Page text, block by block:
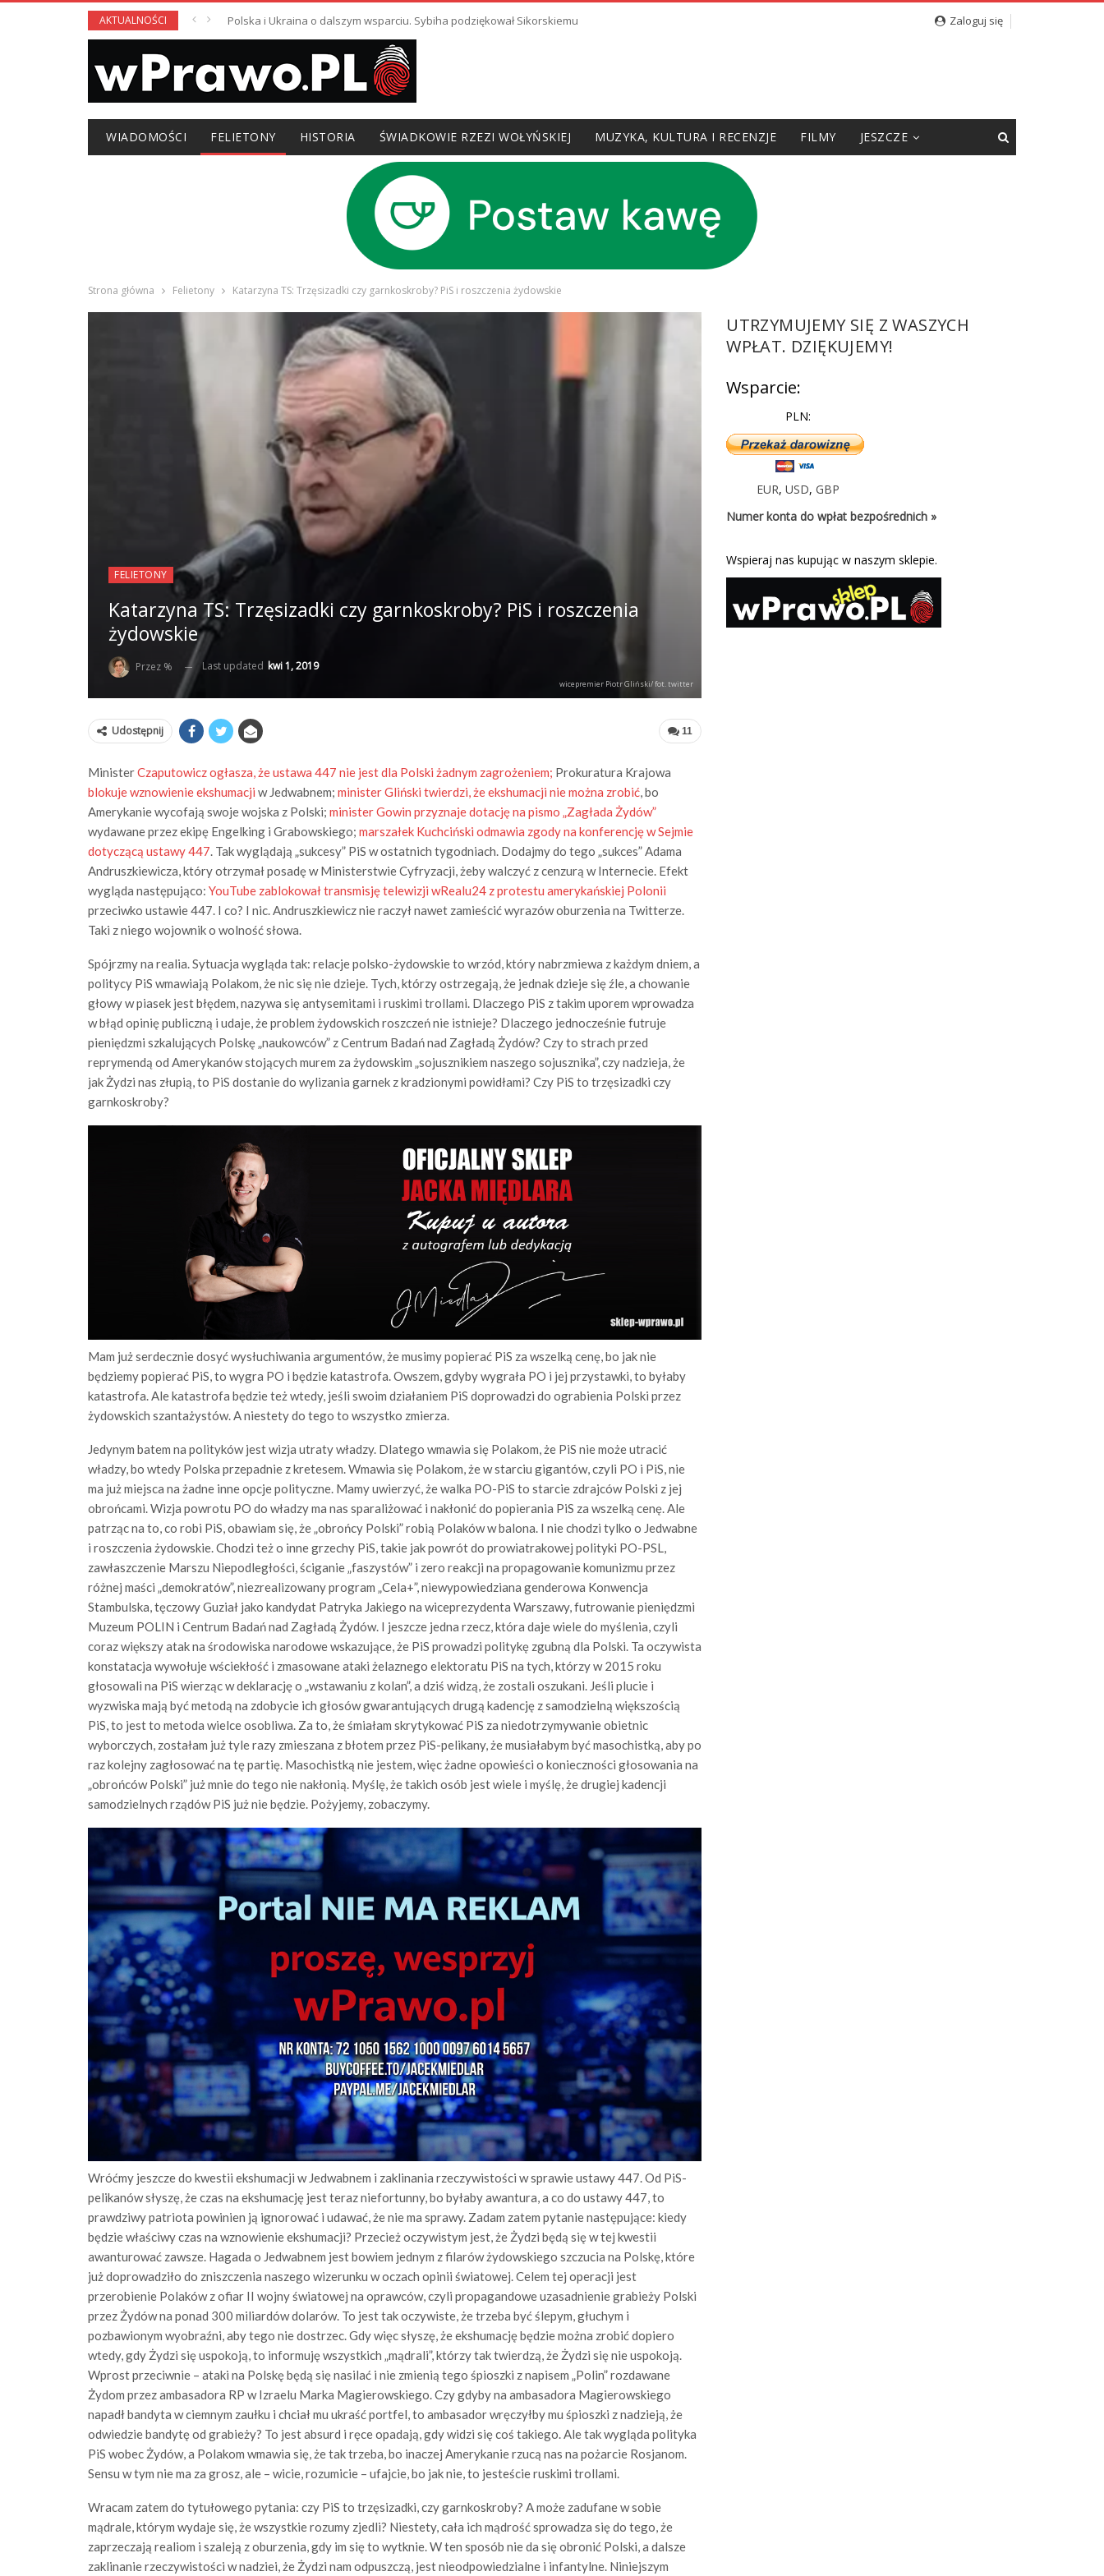
AKTUALNOŚCI Polska i Ukraina o dalszym wsparciu. Sybiha podziękował Sikorskiemu Zaloguj się
WIADOMOŚCI FELIETONY HISTORIA ŚWIADKOWIE RZEZI WOŁYŃSKIEJ MUZYKA, KULTURA I RECENZJE FILMY JESZCZE
Strona główna Felietony Katarzyna TS: Trzęsizadki czy garnkoskroby? PiS i roszczenia żydowskie
FELIETONY
Katarzyna TS: Trzęsizadki czy garnkoskroby? PiS i roszczenia
żydowskie
Przez % Last updated kwi 1, 2019
wicepremier Piotr Gliński/ fot. twitter
11
Udostępnij
MinisterCzaputowicz ogłasza, że ustawa 447 nie jest dla Polski żadnym zagrożeniem; Prokuratura Krajowa
blokuje wznowienie ekshumacji w Jedwabnem; minister Gliński twierdzi, że ekshumacji nie można zrobić, bo
Amerykanie wycofają swoje wojska z Polski; minister Gowin przyznaje dotację na pismo „Zagłada Żydów”
wydawane przez ekipę Engelking i Grabowskiego; marszałek Kuchciński odmawia zgody na konferencję w Sejmie
dotyczącą ustawy 447. Tak wyglądają „sukcesy” PiS w ostatnich tygodniach. Dodajmy do tego „sukces” Adama
Andruszkiewicza, który otrzymał posadę w Ministerstwie Cyfryzacji, żeby walczyć z cenzurą w Internecie. Efekt
wygląda następująco: YouTube zablokował transmisję telewizji wRealu24 z protestu amerykańskiej Polonii
przeciwko ustawie 447. I co? I nic. Andruszkiewicz nie raczył nawet zamieścić wyrazów oburzenia na Twitterze.
Taki z niego wojownik o wolność słowa.
Spójrzmy na realia. Sytuacja wygląda tak: relacje polsko-żydowskie to wrzód, który nabrzmiewa z każdym dniem, a
politycy PiS wmawiają Polakom, że nic się nie dzieje. Tych, którzy ostrzegają, że jednak dzieje się źle, a chowanie
głowy w piasek jest błędem, nazywa się antysemitami i ruskimi trollami. Dlaczego PiS z takim uporem wprowadza
w błąd opinię publiczną i udaje, że problem żydowskich roszczeń nie istnieje? Dlaczego jednocześnie futruje
pieniędzmi szkalujących Polskę „naukowców” z Centrum Badań nad Zagładą Żydów? Czy to strach przed
reprymendą od Amerykanów stojących murem za żydowskim „sojusznikiem naszego sojusznika”, czy nadzieja, że
jak Żydzi nas złupią, to PiS dostanie do wylizania garnek z kradzionymi powidłami? Czy PiS to trzęsizadki czy
garnkoskroby?
Mam już serdecznie dosyć wysłuchiwania argumentów, że musimy popierać PiS za wszelką cenę, bo jak nie
będziemy popierać PiS, to wygra PO i będzie katastrofa. Owszem, gdyby wygrała PO i jej przystawki, to byłaby
katastrofa. Ale katastrofa będzie też wtedy, jeśli swoim działaniem PiS doprowadzi do ograbienia Polski przez
żydowskich szantażystów. A niestety do tego to wszystko zmierza.
Jedynym batem na polityków jest wizja utraty władzy. Dlatego wmawia się Polakom, że PiS nie może utracić
władzy, bo wtedy Polska przepadnie z kretesem. Wmawia się Polakom, że w starciu gigantów, czyli PO i PiS, nie
ma już miejsca na żadne inne opcje polityczne. Mamy uwierzyć, że walka PO-PiS to starcie zdrajców Polski z jej
obrońcami. Wizja powrotu PO do władzy ma nas sparaliżować i nakłonić do popierania PiS za wszelką cenę. Ale
patrząc na to, co robi PiS, obawiam się, że „obrońcy Polski” robią Polaków w balona. I nie chodzi tylko o Jedwabne
i roszczenia żydowskie. Chodzi też o inne grzechy PiS, takie jak powrót do prowiatrakowej polityki PO-PSL,
zawłaszczenie Marszu Niepodległości, ściganie „faszystów” i zero reakcji na propagowanie komunizmu przez
różnej maści „demokratów”, niezrealizowany program „Cela+”, niewypowiedziana genderowa Konwencja
Stambulska, tęczowy Guział jako kandydat Patryka Jakiego na wiceprezydenta Warszawy, futrowanie pieniędzmi
Muzeum POLIN i Centrum Badań nad Zagładą Żydów. I jeszcze jedna rzecz, która daje wiele do myślenia, czyli
coraz większy atak na środowiska narodowe wskazujące, że PiS prowadzi politykę zgubną dla Polski. Ta oczywista
konstatacja wywołuje wściekłość i zmasowane ataki żelaznego elektoratu PiS na tych, którzy w 2015 roku
głosowali na PiS wierząc w deklarację o „wstawaniu z kolan”, a dziś widzą, że zostali oszukani. Jeśli plucie i
wyzwiska mają być metodą na zdobycie ich głosów gwarantujących drugą kadencję z samodzielną większością
PiS, to jest to metoda wielce osobliwa. Za to, że śmiałam skrytykować PiS za niedotrzymywanie obietnic
wyborczych, zostałam już tyle razy zmieszana z błotem przez PiS-pelikany, że musiałabym być masochistką, aby po
raz kolejny zagłosować na tę partię. Masochistką nie jestem, więc żadne opowieści o konieczności głosowania na
„obrońców Polski” już mnie do tego nie nakłonią. Myślę, że takich osób jest wiele i myślę, że drugiej kadencji
samodzielnych rządów PiS już nie będzie. Pożyjemy, zobaczymy.
Wróćmy jeszcze do kwestii ekshumacji w Jedwabnem i zaklinania rzeczywistości w sprawie ustawy 447. Od PiS-
pelikanów słyszę, że czas na ekshumację jest teraz niefortunny, bo byłaby awantura, a co do ustawy 447, to
prawdziwy patriota powinien ją ignorować i udawać, że nie ma sprawy. Zadam zatem pytanie następujące: kiedy
będzie właściwy czas na wznowienie ekshumacji? Przecież oczywistym jest, że Żydzi będą się w tej kwestii
awanturować zawsze. Hagada o Jedwabnem jest bowiem jednym z filarów żydowskiego szczucia na Polskę, które
już doprowadziło do zniszczenia naszego wizerunku w oczach opinii światowej. Celem tej operacji jest
przerobienie Polaków z ofiar II wojny światowej na oprawców, czyli propagandowe uzasadnienie grabieży Polski
przez Żydów na ponad 300 miliardów dolarów. To jest tak oczywiste, że trzeba być ślepym, głuchym i
pozbawionym wyobraźni, aby tego nie dostrzec. Gdy więc słyszę, że ekshumację będzie można zrobić dopiero
wtedy, gdy Żydzi się uspokoją, to informuję wszystkich „mądrali”, którzy tak twierdzą, że Żydzi się nie uspokoją.
Wprost przeciwnie – ataki na Polskę będą się nasilać i nie zmienią tego śpioszki z napisem „Polin” rozdawane
Żydom przez ambasadora RP w Izraelu Marka Magierowskiego. Czy gdyby na ambasadora Magierowskiego
napadł bandyta w ciemnym zaułku i chciał mu ukraść portfel, to ambasador wręczyłby mu śpioszki z nadzieją, że
odwiedzie bandytę od grabieży? To jest absurd i ręce opadają, gdy widzi się coś takiego. Ale tak wygląda polityka
PiS wobec Żydów, a Polakom wmawia się, że tak trzeba, bo inaczej Amerykanie rzucą nas na pożarcie Rosjanom.
Sensu w tym nie ma za grosz, ale – wicie, rozumicie – ufajcie, bo jak nie, to jesteście ruskimi trollami.
Wracam zatem do tytułowego pytania: czy PiS to trzęsizadki, czy garnkoskroby? A może zadufane w sobie
mądrale, którym wydaje się, że wszystkie rozumy zjedli? Niestety, cała ich mądrość sprowadza się do tego, że
zaprzeczają realiom i szaleją z oburzenia, gdy im się to wytknie. W ten sposób nie da się obronić Polski, a dalsze
zaklinanie rzeczywistości w nadziei, że Żydzi nam odpuszczą, jest nieodpowiedzialne i infantylne. Niniejszym
UTRZYMUJEMY SIĘ Z WASZYCH
WPŁAT. DZIĘKUJEMY!
Wsparcie:
PLN:
EUR,USD,GBP
Numer konta do wpłat bezpośrednich »
Wspieraj nas kupując w naszym sklepie.